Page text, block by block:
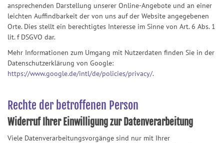
ansprechenden Darstellung unserer Online-Angebote und an einer
leichten Auffindbarkeit der von uns auf der Website angegebenen
Orte. Dies stellt ein berechtigtes Interesse im Sinne von Art. 6 Abs. 1
lit. f DSGVO dar.
Mehr Informationen zum Umgang mit Nutzerdaten finden Sie in der
Datenschutzerklärung von Google:
https://www.google.de/intl/de/policies/privacy/.
Rechte der betroffenen Person
Widerruf Ihrer Einwilligung zur Datenverarbeitung
Viele Datenverarbeitungsvorgänge sind nur mit Ihrer